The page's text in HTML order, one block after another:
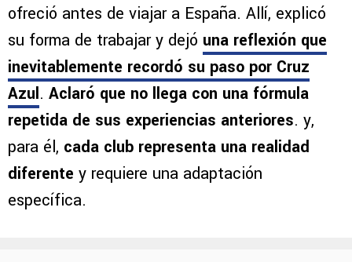
ofreció antes de viajar a España. Allí, explicó
su forma de trabajar y dejó una reflexión que
inevitablemente recordó su paso por Cruz
Azul. Aclaró que no llega con una fórmula
repetida de sus experiencias anteriores. y,
para él, cada club representa una realidad
diferente y requiere una adaptación
específica.